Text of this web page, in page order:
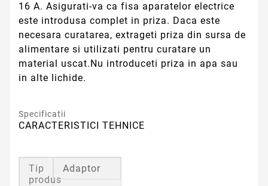
16 A. Asigurati-va ca fisa aparatelor electrice
este introdusa complet in priza. Daca este
necesara curatarea, extrageti priza din sursa de
alimentare si utilizati pentru curatare un
material uscat.Nu introduceti priza in apa sau
in alte lichide.
Specificatii
CARACTERISTICI TEHNICE
Tip
produs
Adaptor